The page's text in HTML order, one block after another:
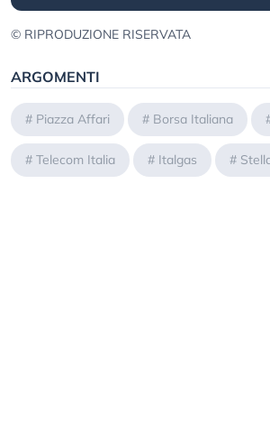
© RIPRODUZIONE RISERVATA
ARGOMENTI
# Piazza Affari # Borsa Italiana
# Telecom Italia # Italgas #